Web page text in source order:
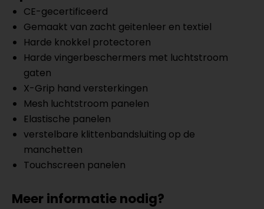
CE-gecertificeerd
Gemaakt van zacht geitenleer en textiel
Harde knokkel protectoren
Harde vingerbeschermers met luchtstroom
gaten
X-Grip hand versterkingen
Mesh luchtstroom panelen
Elastische panelen
verstelbare klittenbandsluiting op de
manchetten
Touchscreen panelen
Meer informatie nodig?